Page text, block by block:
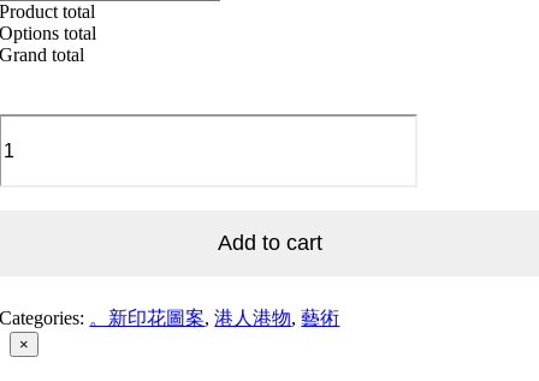
Product total
Options total
Grand total
Add to cart
Categories: 。新印花圖案,港人港物,藝術
Close
product
×